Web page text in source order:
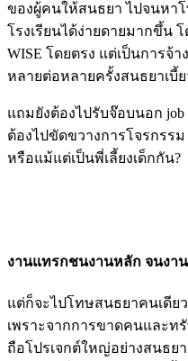
ของผู้คนให้สนธยา ไปจนหา
โรงเรียนได้ง่ายดายมากขึ้น
WISE โดยตรง แต่เป็นการจ้
หลายต่อหลายครั้งสนธยาเบี้
แถมยังต้องไปรับจ๊อบนอก job
ต้องไปขัดขวางการโจรกรร
หรือแม้แต่เป็นพี่เลี้ยงเด็กกัน?
งานแทรกชนงานหลัก จนงา
แต่ก็จะไปโทษสนธยาคนเดีย
เพราะจากการขาดคนและท
ถือโปรเจกต์ใหญ่อย่างสนธยา